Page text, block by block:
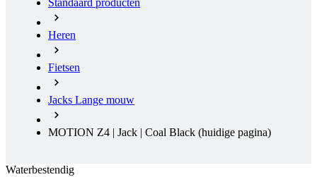
Fietsen
Jacks Lange mouw
MOTION Z4 | Jack | Coal Black
Waterbestendig
Winddicht
KORTING 10%